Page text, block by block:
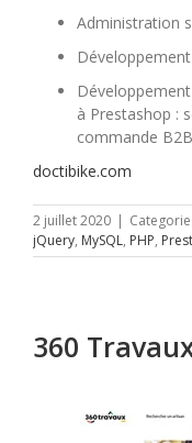
Administration
Développement
à Prestashop :
commande
doctibike.com
2 juillet 2020 |
jQuery, MySQL, PHP,
360